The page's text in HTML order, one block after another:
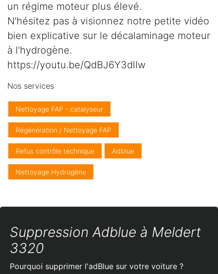
un régime moteur plus élevé.
N'hésitez pas à visionnez notre petite vidéo
bien explicative sur le décalaminage moteur
à l'hydrogène.
https://youtu.be/QdBJ6Y3dlIw
Nos services
Nettoyage FAP - catalyseur
Régénération / Nettoyage FAP
Refus contrôle technique Adblue
Nettoyage Hydrogène
Suppression Adblue à Meldert
3320
Pourquoi supprimer l'adBlue sur votre voiture ?